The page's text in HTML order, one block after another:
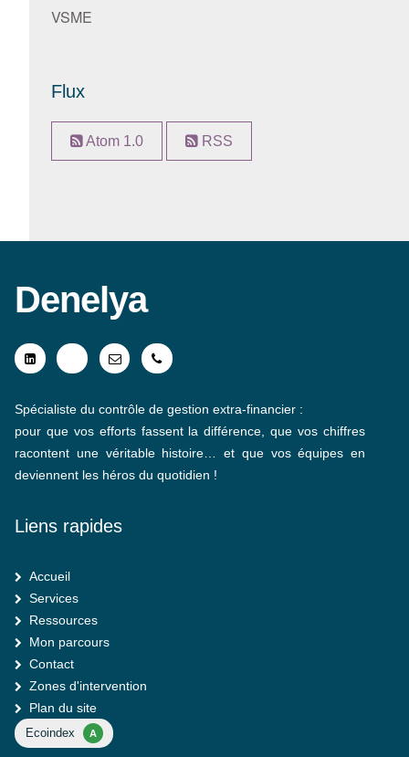
VSME
Flux
Atom 1.0 RSS
Denelya
Spécialiste du contrôle de gestion extra-financier :
pour que vos efforts fassent la différence, que vos chiffres
racontent une véritable histoire… et que vos équipes en
deviennent les héros du quotidien !
Liens rapides
Accueil
Services
Ressources
Mon parcours
Contact
Zones d'intervention
Plan du site